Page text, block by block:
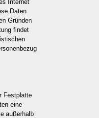
Internet
Daten
Gründen
findet
Festplatte
eine
außerhalb